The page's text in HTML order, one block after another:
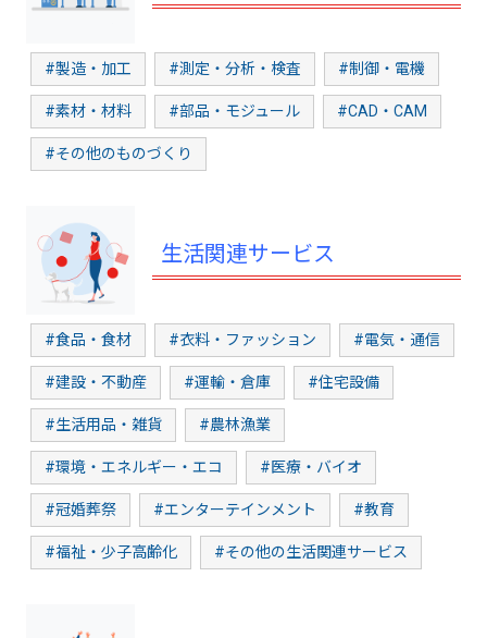
#製造・加工 #測定・分析・検査 #制御・電機
#素材・材料 #部品・モジュール #CAD・CAM
#その他のものづくり
生活関連サービス
#食品・食材 #衣料・ファッション #電気・通信
#建設・不動産 #運輸・倉庫 #住宅設備
#生活用品・雑貨 #農林漁業
#環境・エネルギー・エコ #医療・バイオ
#冠婚葬祭 #エンターテインメント #教育
#福祉・少子高齢化 #その他の生活関連サービス